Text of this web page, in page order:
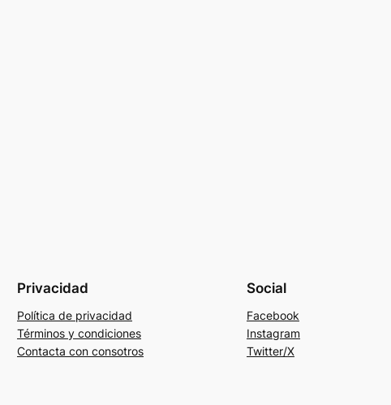
Privacidad
Política de privacidad
Términos y condiciones
Contacta con consotros
Social
Facebook
Instagram
Twitter/X